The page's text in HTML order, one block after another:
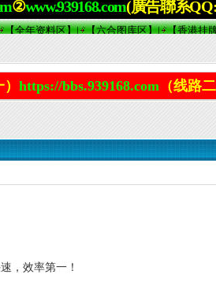
https://bbs.939168.com（线路
，效率第一！